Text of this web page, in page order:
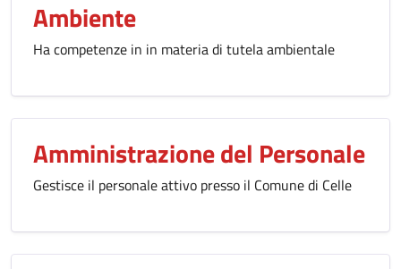
Ambiente
Ha competenze in in materia di tutela ambientale
Amministrazione del Personale
Gestisce il personale attivo presso il Comune di Celle